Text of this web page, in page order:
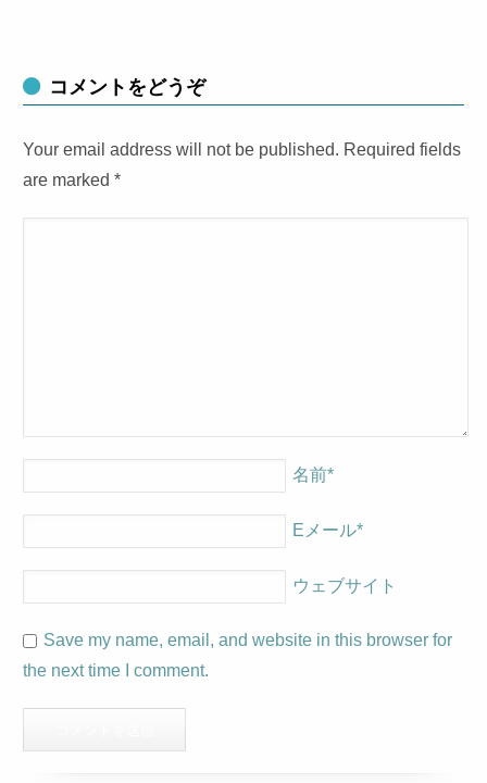
コメントをどうぞ
Your email address will not be published. Required fields
are marked*
名前*
Eメール*
ウェブサイト
Save my name, email, and website in this browser for
the next time I comment.